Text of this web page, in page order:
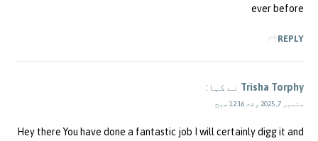
ever before
REPLY
Trisha Torphy نے کہا:
ستمبر 7, 2025 وقت 12:16 صبح
Hey there You have done a fantastic job I will certainly digg it and